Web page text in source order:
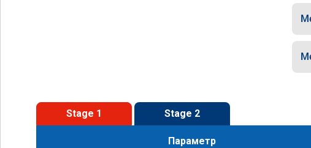
Stage 1 Stage 2
Параметр